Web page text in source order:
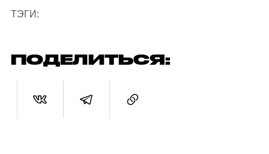
ТЭГИ:
ПОДЕЛИТЬСЯ: